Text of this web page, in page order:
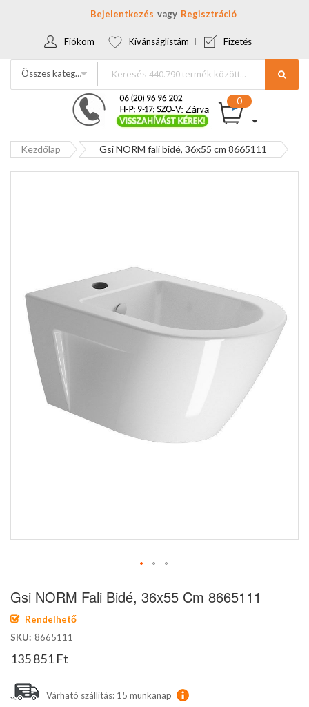
Bejelentkezés Regisztráció
Fiókom Kívánságlistám Fizetés
Összes kategória
Kezdőlap Gsi NORM fali bidé, 36x55 cm 8665111
a
elejére
Gsi NORM Fali Bidé, 36x55 Cm 8665111
Rendelhető
SKU
8665111
135 851 Ft
Várható szállítás: 15 munkanap